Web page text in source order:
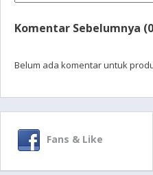
Komentar Sebelumnya
Belum ada komentar untuk
Fans & Like